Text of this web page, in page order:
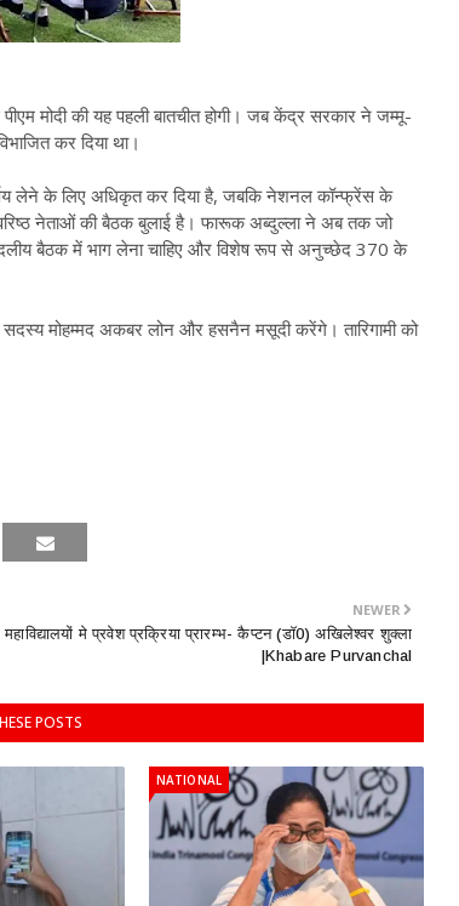
मोदी की यह पहली बातचीत होगी। जब केंद्र सरकार ने जम्मू-
कर दिया था।
लेने के लिए अधिकृत कर दिया है, जबकि नेशनल कॉन्फ्रेंस के
नेताओं की बैठक बुलाई है। फारूक अब्दुल्ला ने अब तक जो
बैठक में भाग लेना चाहिए और विशेष रूप से अनुच्छेद 370 के
मोहम्मद अकबर लोन और हसनैन मसूदी करेंगे। तारिगामी को
NEWER
महाविद्यालयों मे प्रवेश प्रक्रिया प्रारम्भ- कैप्टन (डाॅ0) अखिलेश्वर शुक्ला
|Khabare Purvanchal
POSTS
NATIONAL